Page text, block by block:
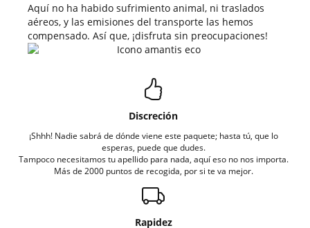
Aquí no ha habido sufrimiento animal, ni traslados
aéreos, y las emisiones del transporte las hemos
compensado. Así que, ¡disfruta sin preocupaciones!
Discreción
¡Shhh! Nadie sabrá de dónde viene este paquete; hasta tú, que lo
esperas, puede que dudes.
Tampoco necesitamos tu apellido para nada, aquí eso no nos importa.
Más de 2000 puntos de recogida, por si te va mejor.
Rapidez